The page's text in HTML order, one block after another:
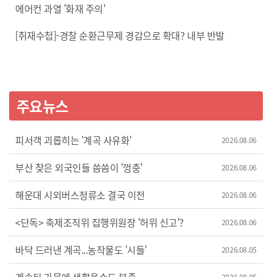
에어컨 과열 '화재 주의'
[취재수첩]-경찰 순환근무제 경감으로 확대? 내부 반발
주요뉴스
피서객 괴롭히는 '계곡 사유화' 2026.08.06
부산 찾은 외국인들 씀씀이 '껑충' 2026.08.06
해운대 시외버스정류소 결국 이전 2026.08.06
<단독> 축제조직위 집행위원장 '허위 신고'? 2026.08.06
바닥 드러낸 계곡...농작물도 '시들' 2026.08.05